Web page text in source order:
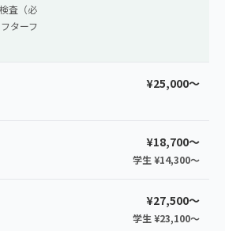
査（必
ターフ
¥25,000〜
¥18,700〜
学生 ¥14,300〜
¥27,500〜
学生 ¥23,100〜